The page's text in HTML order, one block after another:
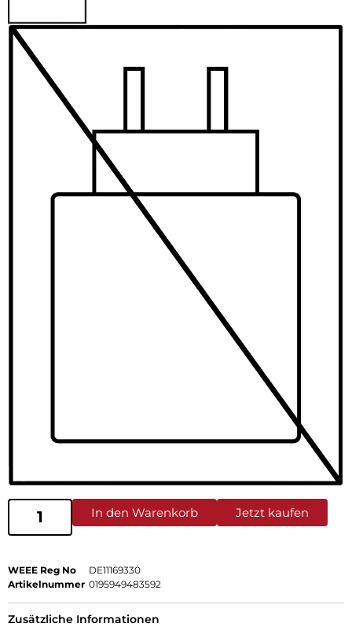
In den Warenkorb Jetzt kaufen
WEEE Reg No
DE11169330
Artikelnummer 0195949483592
Zusätzliche Informationen